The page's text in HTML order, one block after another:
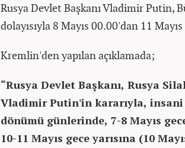
Rusya Devlet Başkanı Vladimir Putin,
dolayısıyla 8 Mayıs 00.00'dan 11
Kremlin'den yapılan açıklamada;
“Rusya Devlet Başkanı, Rusya
Vladimir Putin'in kararıyla, insani
dönümü günlerinde, 7-8 Mayıs
10-11 Mayıs gece yarısına (10